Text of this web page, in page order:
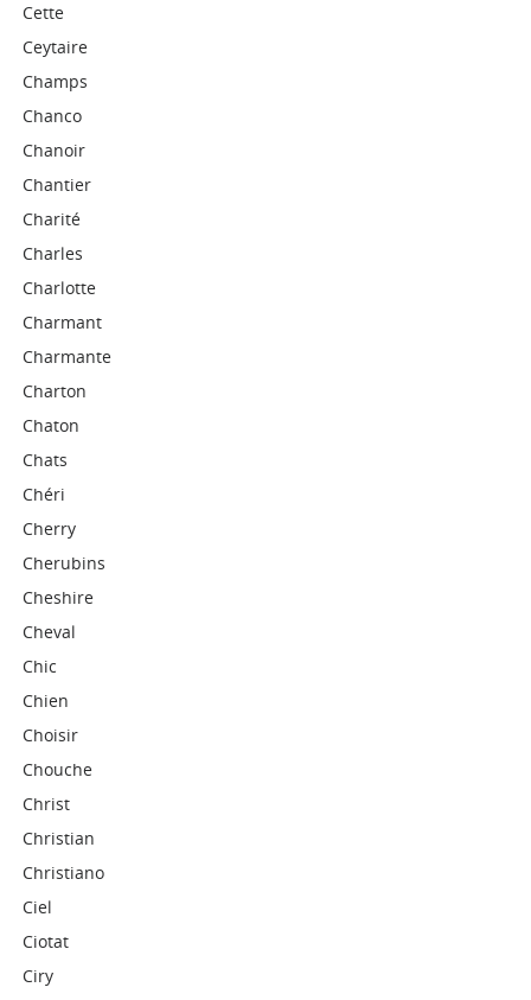
Cette
Ceytaire
Champs
Chanco
Chanoir
Chantier
Charité
Charles
Charlotte
Charmant
Charmante
Charton
Chaton
Chats
Chéri
Cherry
Cherubins
Cheshire
Cheval
Chic
Chien
Choisir
Chouche
Christ
Christian
Christiano
Ciel
Ciotat
Ciry